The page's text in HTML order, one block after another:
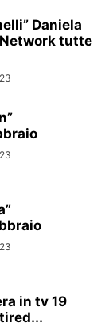
Daniela
tutte
in tv 19